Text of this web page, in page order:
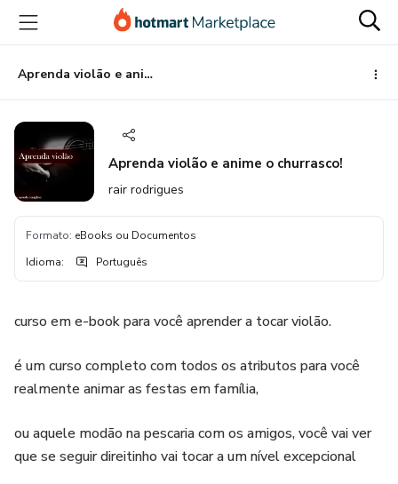
para
conteúdo
principal
para
pagamento
para
rodapé
Aprenda violão e anime o churrasco!
Aprenda violão e anime o churrasco!
rair rodrigues
Formato: eBooks ou Documentos
Idioma: Português
curso em e-book para você aprender a tocar violão.
é um curso completo com todos os atributos para você
realmente animar as festas em família,
ou aquele modão na pescaria com os amigos, você vai ver
que se seguir direitinho vai tocar a um nível excepcional